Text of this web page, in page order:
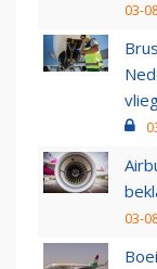
03-
03-